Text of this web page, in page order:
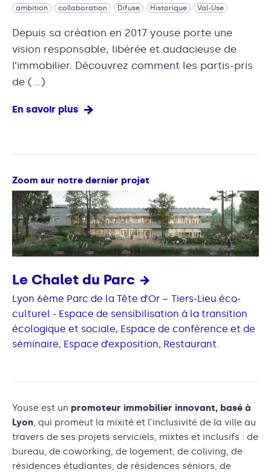
ambition collaboration Difuse Historique Val-Use
Depuis sa création en 2017 youse porte une
vision responsable, libérée et audacieuse de
l’immobilier. Découvrez comment les partis-pris
de (…)
En savoir plus
Zoom sur notre dernier projet
Le Chalet du Parc
Lyon 6ème Parc de la Tête d’Or – Tiers-Lieu éco-
culturel - Espace de sensibilisation à la transition
écologique et sociale, Espace de conférence et de
séminaire, Espace d’exposition, Restaurant.
Youse est un promoteur immobilier innovant, basé à
Lyon, qui promeut la mixité et l’inclusivité de la ville au
travers de ses projets serviciels, mixtes et inclusifs : de
bureau, de coworking, de logement, de coliving, de
résidences étudiantes, de résidences séniors, de